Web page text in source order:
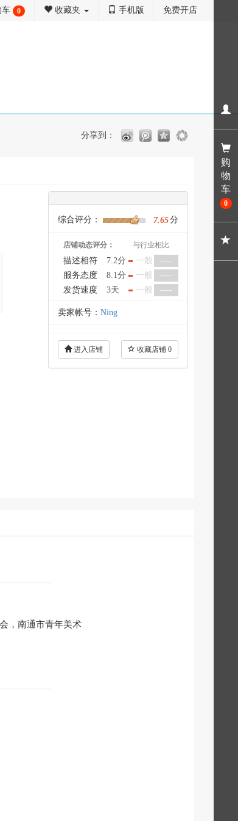
0 收藏夹 手机版 免费开店
分享到：
综合评分： 7.65分
店铺动态评分： 与行业相比
描述相符 7.2分 一般
----
服务态度
8.1分 一般
----
发货速度
3天 一般 ----
卖家帐号： Ning
进入店铺 收藏店铺 0
，南通市青年美术
购
物
车
0